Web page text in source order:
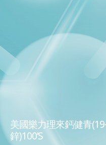
美國樂力理來鈣健青
鋅)100’S